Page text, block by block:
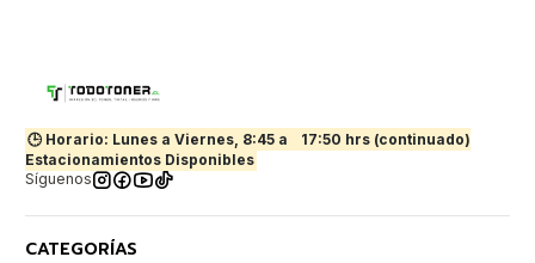
🕒 Horario: Lunes a Viernes, 8:45 a
17:50 hrs (continuado)
Estacionamientos Disponibles
Síguenos
CATEGORÍAS